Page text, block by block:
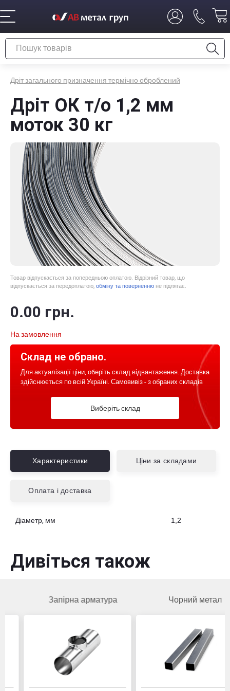
Дріт загального призначення термічно оброблений
Дріт ОК т/о 1,2 мм
моток 30 кг
Товар відпускається за попередньою оплатою. Відрізний товар, що
відпускається за передоплатою, обміну та поверненню не підлягає.
0.00 грн.
На замовлення
Склад не обрано.
Для актуалізації ціни, оберіть склад відвантаження. Доставка
здійснюється по всій Україні. Самовивіз - з обраних складів
Виберіть склад
Характеристики Ціни за складами
Оплата і доставка
Діаметр, мм 1,2
Дивіться також
Запірна арматура Чорний метал